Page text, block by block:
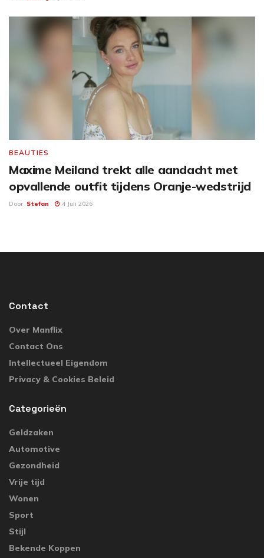
BEAUTIES
Maxime Meiland trekt alle aandacht met
opvallende outfit tijdens Oranje-wedstrijd
Door Stefan 4 Juli 2026
Contact
Over Manflix
Contact Ons
Intellectueel Eigendom
Privacy & Cookies Beleid
Categorieën
Geldzaken
Automotive
Gezondheid
Vrije tijd
Wonen
Sport
Stijl
Bekende Koppen